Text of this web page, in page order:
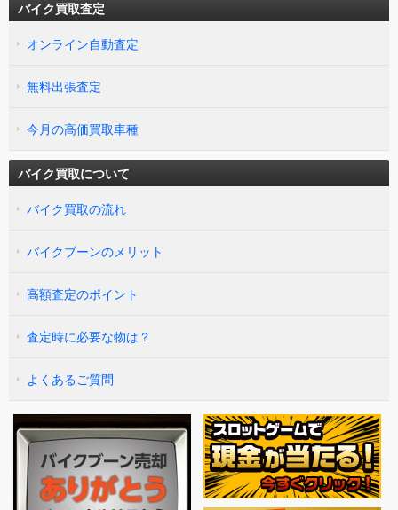
バイク買取査定
オンライン自動査定
無料出張査定
今月の高価買取車種
バイク買取について
バイク買取の流れ
バイクブーンのメリット
高額査定のポイント
査定時に必要な物は？
よくあるご質問